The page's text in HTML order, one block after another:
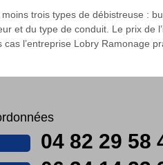
trois types de débistreuse :
et du type de conduit. Le prix de
l’entreprise Lobry Ramonage
04 82 29 58